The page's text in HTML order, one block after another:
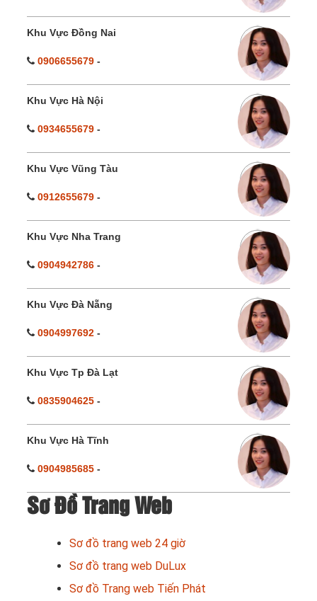
Khu Vực Đồng Nai
0906655679 -
Khu Vực Hà Nội
0934655679 -
Khu Vực Vũng Tàu
0912655679 -
Khu Vực Nha Trang
0904942786 -
Khu Vực Đà Nẵng
0904997692 -
Khu Vực Tp Đà Lạt
0835904625 -
Khu Vực Hà Tĩnh
0904985685 -
Sơ Đồ Trang Web
Sơ đồ trang web 24 giờ
Sơ đồ trang web DuLux
Sơ đồ Trang web Tiến Phát